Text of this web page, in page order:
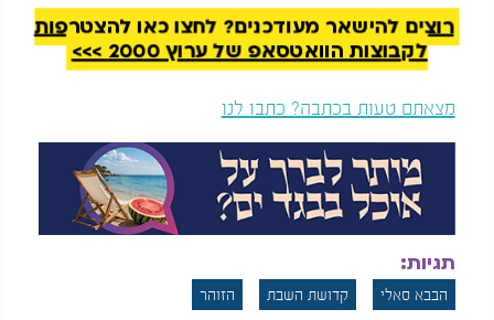
לפלוני שאין לו חלק בהקב"ה.
ועל כן צריכים להשתדל בתפילות ושירות ותשבחות
לאדונם ולעסוק בתורה".
בצעירותי זכיתי כמה וכמה פעמים להתארח בשבת
בבית בתו של סידנא "בבא סאלי" זיע"א,
הרבנית אביגיל בוסו שתחי', וחתנו רבי דוד בוסו זצ"ל.
אי אפשר לתאר את הקדושה והשמחה שהייתה שם.
כל השבת לא מש ספר התהילים מידיה של הרבנית,
שאף נזהרה שלא לדבר אפילו לא מילה אחת של חולין -
הכול לכבוד היום הקדוש ביותר!
רוצים להישאר מעודכנים? לחצו כאן להצטרפות
לקבוצות הוואטסאפ של ערוץ 2000 >>>
מצאתם טעות בכתבה? כתבו לנו
תגיות:
הבבא סאלי קדושת השבת הזוהר